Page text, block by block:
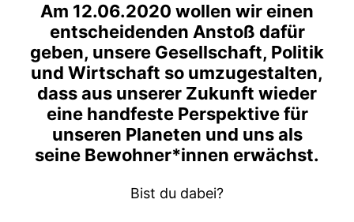
Am 12.06.2020 wollen wir einen
entscheidenden Anstoß dafür
geben, unsere Gesellschaft, Politik
und Wirtschaft so umzugestalten,
dass aus unserer Zukunft wieder
eine handfeste Perspektive für
unseren Planeten und uns als
seine Bewohner*innen erwächst.
Bist du dabei?